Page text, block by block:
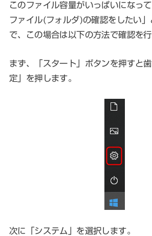
このファイル容量がいっぱいになっ
ファイル(フォルダ)の確認をしたい
で、この場合は以下の方法で確認を
まず、「スタート」ボタンを押すと
定」を押します。
次に「システム」を選択します。